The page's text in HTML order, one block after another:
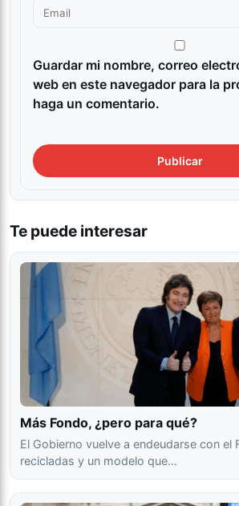
Guardar mi nombre, correo
web en este navegador para la
haga un comentario.
Te puede interesar
Más Fondo, ¿pero para qué?
El Gobierno vuelve a endeudarse con el
recicladas y un modelo que…